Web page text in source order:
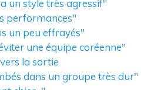
un style très agressif"
performances"
un peu effrayés"
une équipe coréenne"
la sortie
dans un groupe très dur"